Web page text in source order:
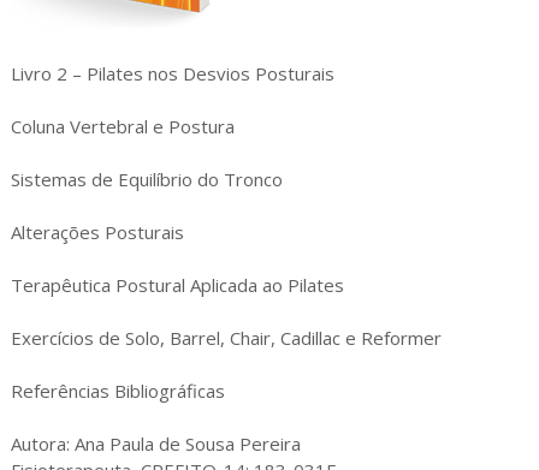
Livro 2 – Pilates nos Desvios Posturais
Coluna Vertebral e Postura
Sistemas de Equilíbrio do Tronco
Alterações Posturais
Terapêutica Postural Aplicada ao Pilates
Exercícios de Solo, Barrel, Chair, Cadillac e Reformer
Referências Bibliográficas
Autora: Ana Paula de Sousa Pereira